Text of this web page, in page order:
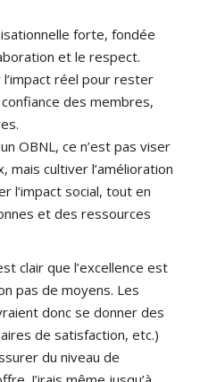
forte, fondée
et le respect.
réel pour rester
des membres,
OBNL, ce n’est pas viser
mais cultiver l’amélioration
l’impact social, tout en
et des ressources
clair que l’excellence est
pas de moyens. Les
donc se donner des
de satisfaction, etc.)
du niveau de